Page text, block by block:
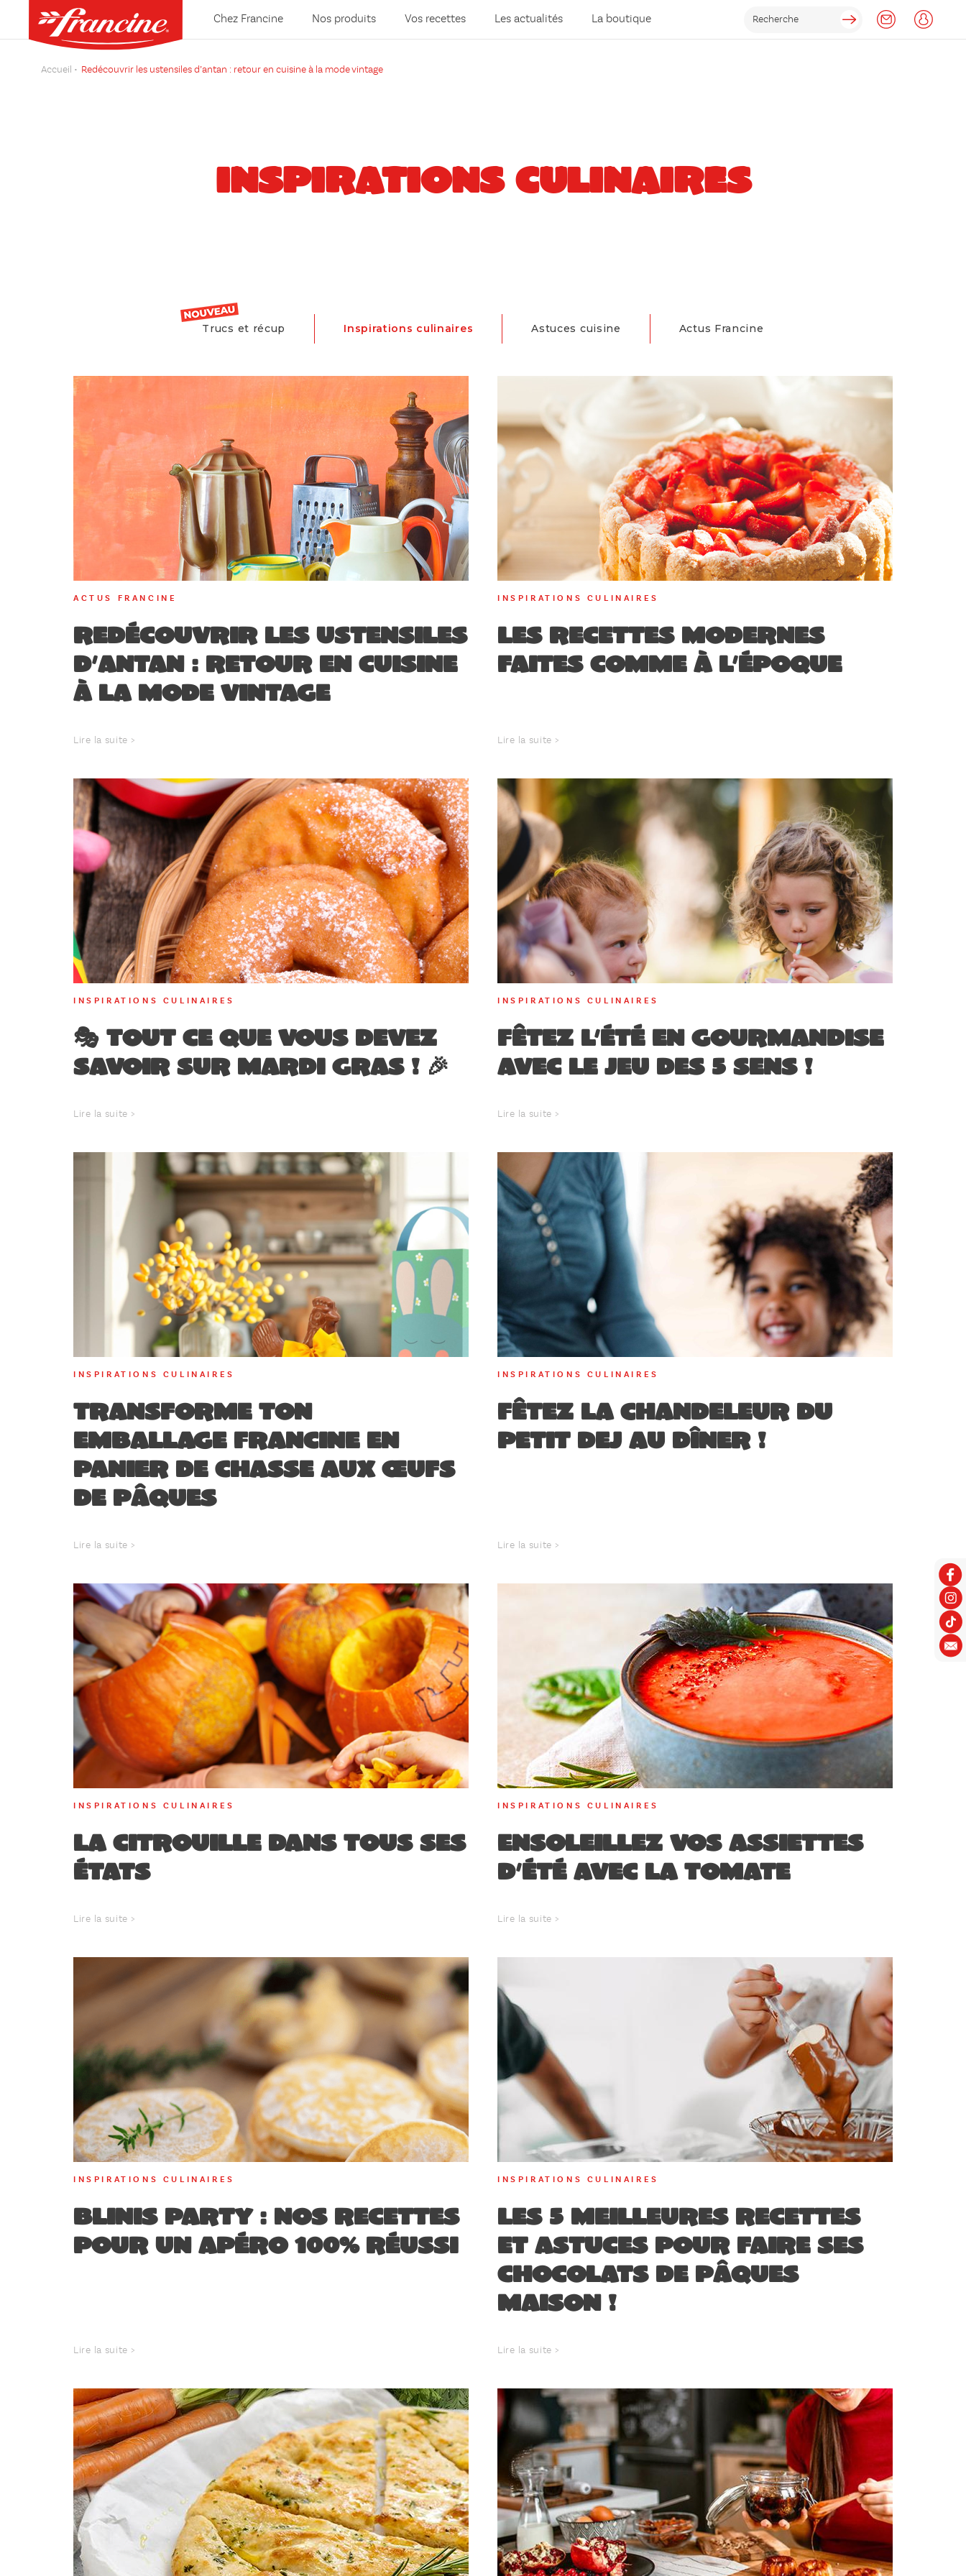
Chez Francine Nos produits Vos recettes Les actualités La boutique
Accueil Redécouvrir les ustensiles d’antan : retour en cuisine à la mode vintage
INSPIRATIONS CULINAIRES
Trucs et récup Inspirations culinaires Astuces cuisine Actus Francine
ACTUS FRANCINE
Redécouvrir les ustensiles
d’antan : retour en cuisine
à la mode vintage
Lire la suite >
INSPIRATIONS CULINAIRES
Les recettes modernes
faites comme à l’époque
Lire la suite >
INSPIRATIONS CULINAIRES
🎭 Tout ce que vous devez
savoir sur Mardi Gras ! 🎉
Lire la suite >
INSPIRATIONS CULINAIRES
Fêtez l’été en gourmandise
avec le jeu des 5 sens !
Lire la suite >
INSPIRATIONS CULINAIRES
Transforme ton
emballage Francine en
panier de chasse aux œufs
de Pâques
Lire la suite >
INSPIRATIONS CULINAIRES
Fêtez la Chandeleur du
petit dej au dîner !
Lire la suite >
INSPIRATIONS CULINAIRES
La citrouille dans tous ses
états
Lire la suite >
INSPIRATIONS CULINAIRES
Ensoleillez vos assiettes
d’été avec la tomate
Lire la suite >
INSPIRATIONS CULINAIRES
Blinis party : nos recettes
pour un apéro 100% réussi
Lire la suite >
INSPIRATIONS CULINAIRES
Les 5 meilleures recettes
et astuces pour faire ses
chocolats de Pâques
maison !
Lire la suite >